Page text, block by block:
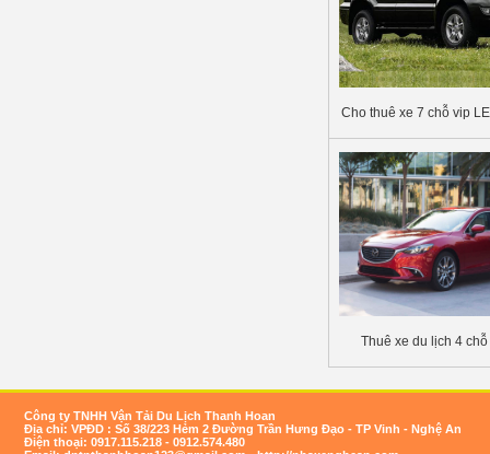
Cho thuê xe 7 chỗ vip
Thuê xe du lịch 4
Công ty TNHH Vận Tải Du Lịch Thanh Hoan
Địa chỉ: VPĐD : Số 38/223 Hẻm 2 Đường Trần Hưng Đạo - TP Vinh - Nghệ An
Điện thoại: 0917.115.218 - 0912.574.480